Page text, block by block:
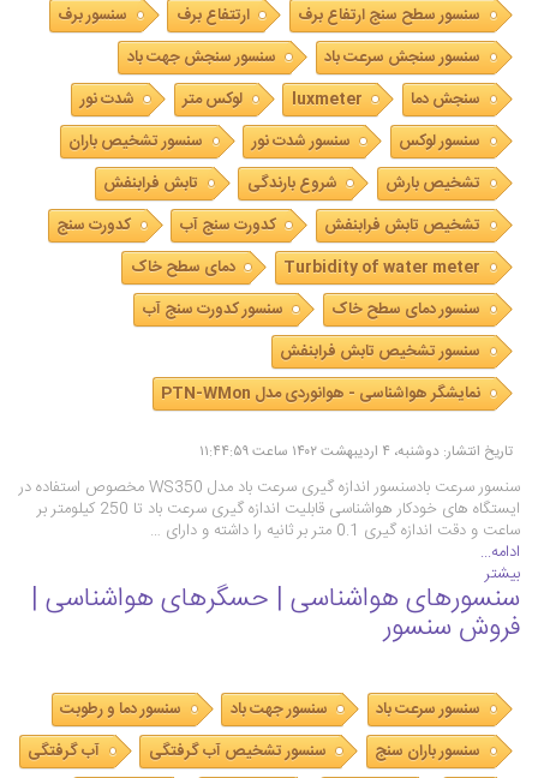
سنسور سطح سنج ارتفاع برف
ارتتفاع برف
سنسور برف
سنسور سنجش سرعت باد
سنسور سنجش جهت باد
سنجش دما
luxmeter لوکس متر
شدت نور
سنسور لوکس
سنسور شدت نور
سنسور تشخیص باران
تشخیص بارش
شروع بارندگی
تابش فرابنفش
تشخیص تابش فرابنفش
کدورت سنج آب
کدورت سنج
Turbidity of water meter
دمای سطح خاک
سنسور دمای سطح خاک
سنسور کدورت سنج آب
سنسور تشخیص تابش فرابنفش
نمایشگر هواشناسی - هوانوردی مدل PTN-WMon
تاریخ انتشار: دوشنبه، ۴ اردیبهشت ۱۴۰۲ ساعت ۱۱:۴۴:۵۹
سنسور سرعت بادسنسور اندازه گیری سرعت باد مدل WS350 مخصوص استفاده در
ایستگاه های خودکار هواشناسی قابلیت اندازه گیری سرعت باد تا 250 کیلومتر بر
ساعت و دقت اندازه گیری 0.1 متر بر ثانیه را داشته و دارای …
ادامه...
بیشتر
سنسورهای هواشناسی | حسگرهای هواشناسی |
فروش سنسور
سنسور سرعت باد سنسور جهت باد
سنسور دما و رطوبت
سنسور باران سنج
سنسور تشخیص آب گرفتگی
آب گرفتگی